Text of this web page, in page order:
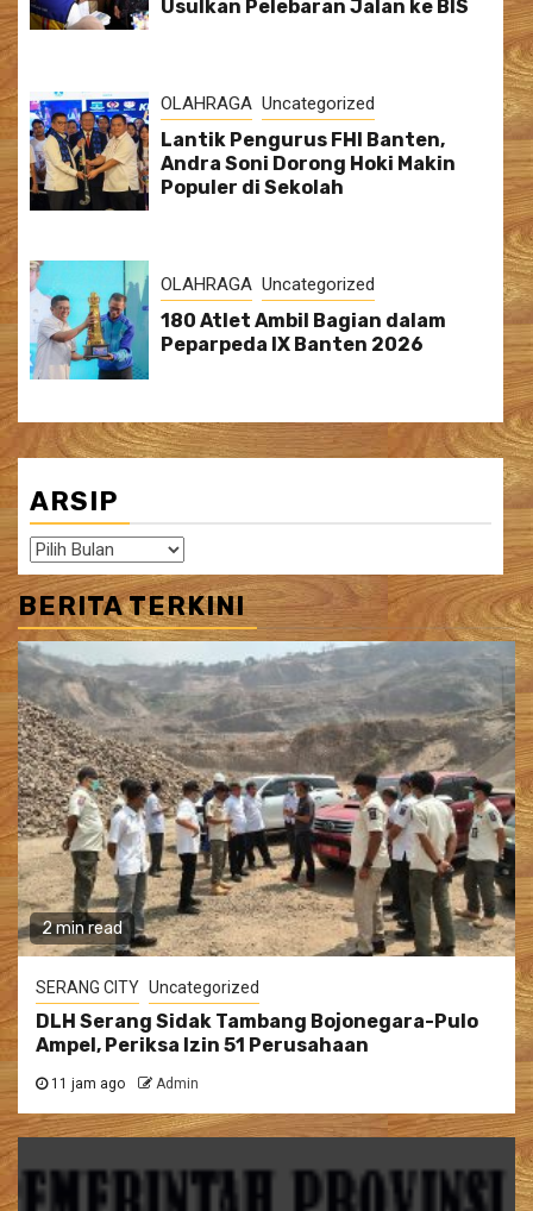
Usulkan Pelebaran Jalan ke BIS
OLAHRAGA Uncategorized
Lantik Pengurus FHI Banten,
Andra Soni Dorong Hoki Makin
Populer di Sekolah
OLAHRAGA Uncategorized
180 Atlet Ambil Bagian dalam
Peparpeda IX Banten 2026
ARSIP
Arsip
BERITA TERKINI
2 min read
SERANG CITY Uncategorized
DLH Serang Sidak Tambang Bojonegara-Pulo
Ampel, Periksa Izin 51 Perusahaan
11 jam ago Admin